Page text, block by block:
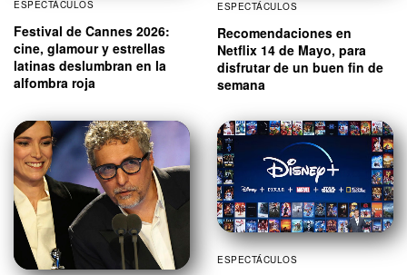
ESPECTÁCULOS
Festival de Cannes 2026:
cine, glamour y estrellas
latinas deslumbran en la
alfombra roja
ESPECTÁCULOS
Recomendaciones en
Netflix 14 de Mayo, para
disfrutar de un buen fin de
semana
ESPECTÁCULOS